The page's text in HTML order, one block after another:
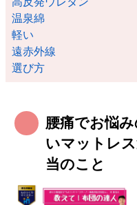
温泉綿
軽い
遠赤外線
選び方
腰痛でお悩
いマットレ
当のこと